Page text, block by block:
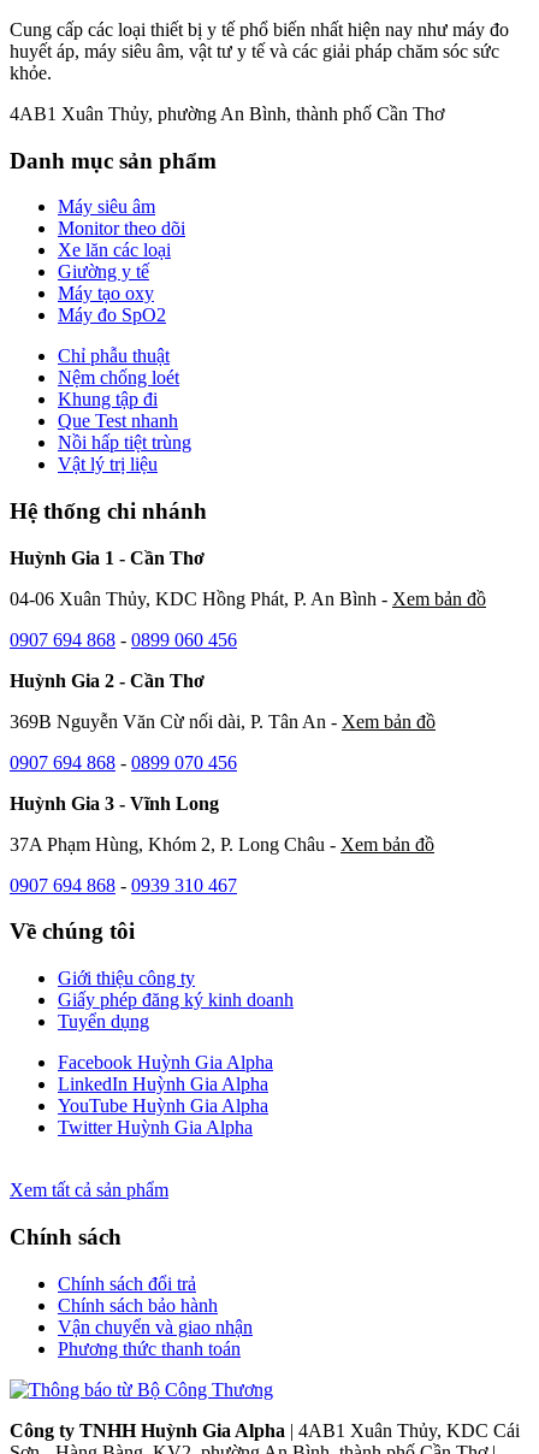
Cung cấp các loại thiết bị y tế phổ biến nhất hiện nay như máy đo
huyết áp, máy siêu âm, vật tư y tế và các giải pháp chăm sóc sức
khỏe.
4AB1 Xuân Thủy, phường An Bình, thành phố Cần Thơ
Danh mục sản phẩm
Máy siêu âm
Monitor theo dõi
Xe lăn các loại
Giường y tế
Máy tạo oxy
Máy đo SpO2
Chỉ phẫu thuật
Nệm chống loét
Khung tập đi
Que Test nhanh
Nồi hấp tiệt trùng
Vật lý trị liệu
Hệ thống chi nhánh
Huỳnh Gia 1 - Cần Thơ
04-06 Xuân Thủy, KDC Hồng Phát, P. An Bình - Xem bản đồ
0907 694 868 - 0899 060 456
Huỳnh Gia 2 - Cần Thơ
369B Nguyễn Văn Cừ nối dài, P. Tân An - Xem bản đồ
0907 694 868 - 0899 070 456
Huỳnh Gia 3 - Vĩnh Long
37A Phạm Hùng, Khóm 2, P. Long Châu - Xem bản đồ
0907 694 868 - 0939 310 467
Về chúng tôi
Giới thiệu công ty
Giấy phép đăng ký kinh doanh
Tuyển dụng
Facebook Huỳnh Gia Alpha
LinkedIn Huỳnh Gia Alpha
YouTube Huỳnh Gia Alpha
Twitter Huỳnh Gia Alpha
Xem tất cả sản phẩm
Chính sách
Chính sách đổi trả
Chính sách bảo hành
Vận chuyển và giao nhận
Phương thức thanh toán
Công ty TNHH Huỳnh Gia Alpha | 4AB1 Xuân Thủy, KDC Cái